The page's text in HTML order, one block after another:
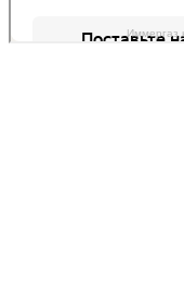
Иммергаз